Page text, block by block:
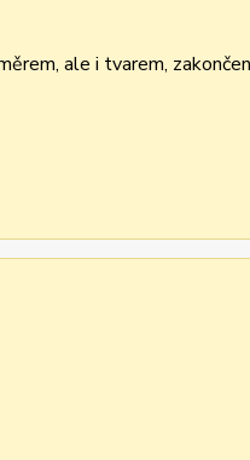
ale i tvarem,